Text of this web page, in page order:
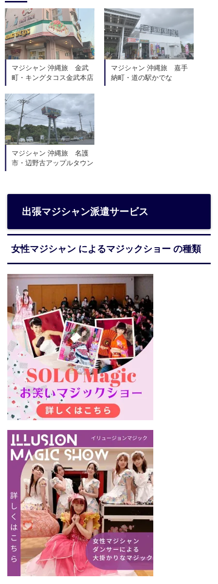
マジシャン 沖縄旅 金武
町・キングタコス金武本店
マジシャン 沖縄旅 嘉手
納町・道の駅かでな
マジシャン 沖縄旅 名護
市・辺野古アップルタウン
出張マジシャン派遣サービス
女性マジシャン によるマジックショー の種類